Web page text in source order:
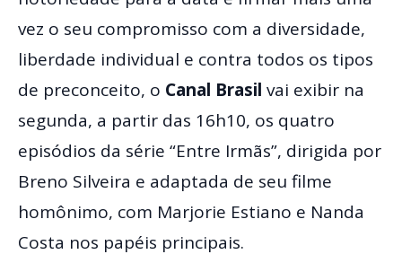
vez o seu compromisso com a diversidade,
liberdade individual e contra todos os tipos
de preconceito, o Canal Brasil vai exibir na
segunda, a partir das 16h10, os quatro
episódios da série “Entre Irmãs”, dirigida por
Breno Silveira e adaptada de seu filme
homônimo, com Marjorie Estiano e Nanda
Costa nos papéis principais.